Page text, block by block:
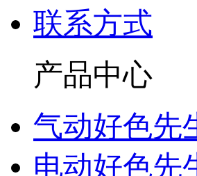
联系方式
产品中心
气动好色先
电动好色先